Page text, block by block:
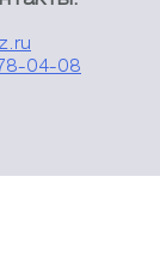
04-08